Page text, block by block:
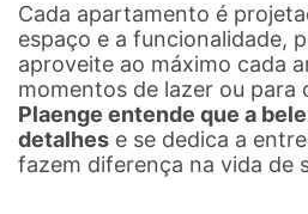
Cada apartamento é
espaço e a funcionalidade,
aproveite ao máximo cada
momentos de lazer ou para
Plaenge entende que a
detalhes e se dedica a
fazem diferença na vida de